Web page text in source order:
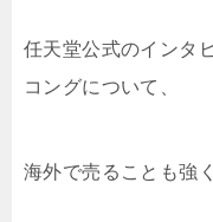
任天堂公式のインタ
コングについて、
海外で売ることも強